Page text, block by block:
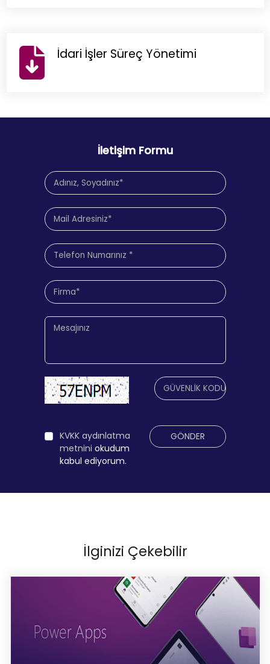
İdari İşler Süreç Yönetimi
İletişim Formu
KVKK aydınlatma
metnini okudum
kabul ediyorum.
GÖNDER
İlginizi Çekebilir